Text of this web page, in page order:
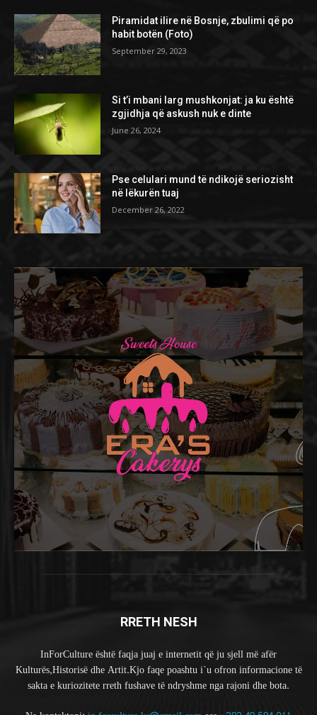
Piramidat ilire në Bosnje, zbulimi që po
habit botën (Foto)
September 29, 2023
Si t’i mbani larg mushkonjat: ja ku është
zgjidhja që askush nuk e dinte
June 26, 2024
Pse celulari mund të ndikojë seriozisht
në lëkurën tuaj
December 26, 2022
RRETH NESH
InForCulture është faqja juaj e internetit që ju sjell më afër
Kulturës,Historisë dhe Artit.Kjo faqe poashtu i`u ofron informacione të
sakta e kuriozitete rreth fushave të ndryshme nga rajoni dhe bota.